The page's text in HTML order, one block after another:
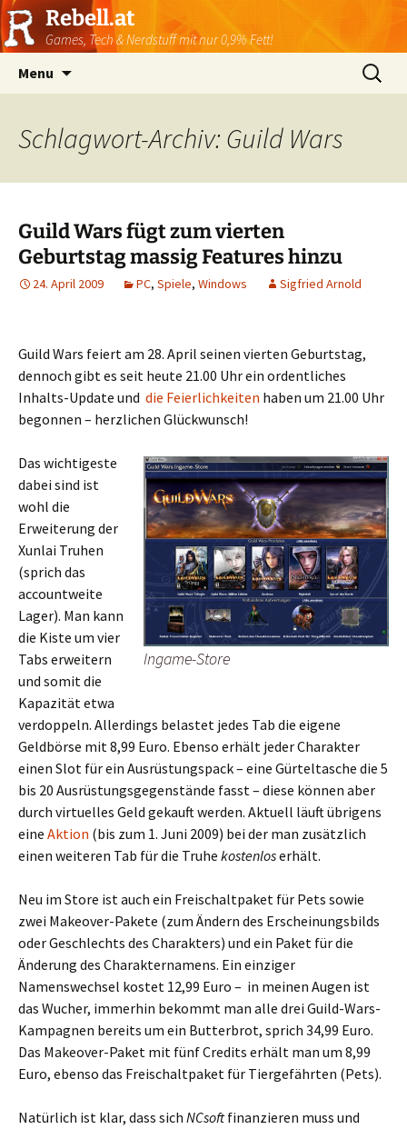
Rebell.at
Games, Tech & Nerdstuff mit nur 0,9% Fett!
Menu
Suchen
nach:
Schlagwort-Archiv: Guild Wars
Guild Wars fügt zum vierten
Geburtstag massig Features hinzu
24. April 2009 PC, Spiele, Windows Sigfried Arnold
Guild Wars feiert am 28. April seinen vierten Geburtstag,
dennoch gibt es seit heute 21.00 Uhr ein ordentliches
Inhalts-Update und die Feierlichkeiten haben um 21.00 Uhr
begonnen – herzlichen Glückwunsch!
Ingame-Store
Das wichtigeste
dabei sind ist
wohl die
Erweiterung der
Xunlai Truhen
(sprich das
accountweite
Lager). Man kann
die Kiste um vier
Tabs erweitern
und somit die
Kapazität etwa
verdoppeln. Allerdings belastet jedes Tab die eigene
Geldbörse mit 8,99 Euro. Ebenso erhält jeder Charakter
einen Slot für ein Ausrüstungspack – eine Gürteltasche die 5
bis 20 Ausrüstungsgegenstände fasst – diese können aber
durch virtuelles Geld gekauft werden. Aktuell läuft übrigens
eine Aktion (bis zum 1. Juni 2009) bei der man zusätzlich
einen weiteren Tab für die Truhe kostenloserhält.
Neu im Store ist auch ein Freischaltpaket für Pets sowie
zwei Makeover-Pakete (zum Ändern des Erscheinungsbilds
oder Geschlechts des Charakters) und ein Paket für die
Änderung des Charakternamens. Ein einziger
Namenswechsel kostet 12,99 Euro – in meinen Augen ist
das Wucher, immerhin bekommt man alle drei Guild-Wars-
Kampagnen bereits um ein Butterbrot, sprich 34,99 Euro.
Das Makeover-Paket mit fünf Credits erhält man um 8,99
Euro, ebenso das Freischaltpaket für Tiergefährten (Pets).
Natürlich ist klar, dass sich NCsoftfinanzieren muss und